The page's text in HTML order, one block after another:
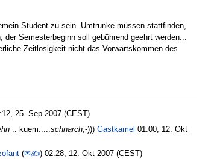
Student zu sein. Umtrunke müssen stattfinden,
Semesterbeginn soll gebührend geehrt werden...
Zeitlosigkeit nicht das Vorwärtskommen des
25. Sep 2007 (CEST)
.. kuem.....schnarch;-)))Gastkamel 01:00, 12. Okt
(✉✍) 02:28, 12. Okt 2007 (CEST)